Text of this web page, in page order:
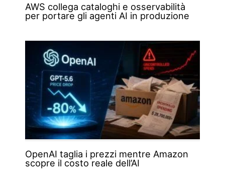
AWS collega cataloghi e osservabilità
per portare gli agenti AI in produzione
OpenAI taglia i prezzi mentre Amazon
scopre il costo reale dell’AI